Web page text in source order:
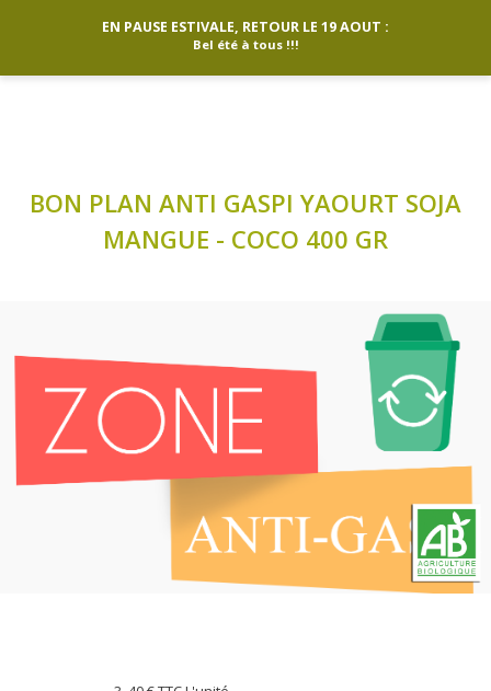
EN PAUSE ESTIVALE, RETOUR LE 19 AOUT :
Bel été à tous !!!
BON PLAN ANTI GASPI YAOURT SOJA
MANGUE - COCO 400 GR